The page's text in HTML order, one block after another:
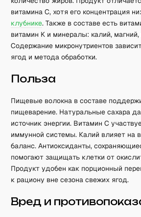
витамина C, хотя его концентрация
клубнике. Также в составе есть
витамин K и минералы: калий,
Содержание микронутриентов
ягод и метода обработки.
Польза
Пищевые волокна в составе
пищеварение. Натуральные сахара
источник энергии. Витамин C
иммунной системы. Калий влияет на
баланс. Антиоксиданты,
помогают защищать клетки от
Продукт удобен как порционный
к рациону вне сезона свежих ягод.
Вред и